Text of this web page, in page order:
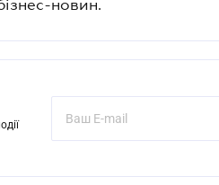
новин.